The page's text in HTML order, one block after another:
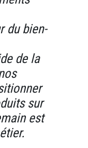
du bien-
de la
sur
est